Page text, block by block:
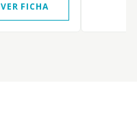
VER FICHA